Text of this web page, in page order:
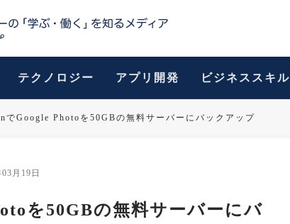
テクノロジー アプリ開発 ビジネススキル
でGoogle Photoを50GBの無料サーバーにバックアップ
月19日
を50GBの無料サーバーにバ